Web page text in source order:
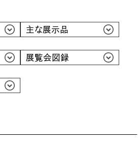
主な展示品
展覧会図録